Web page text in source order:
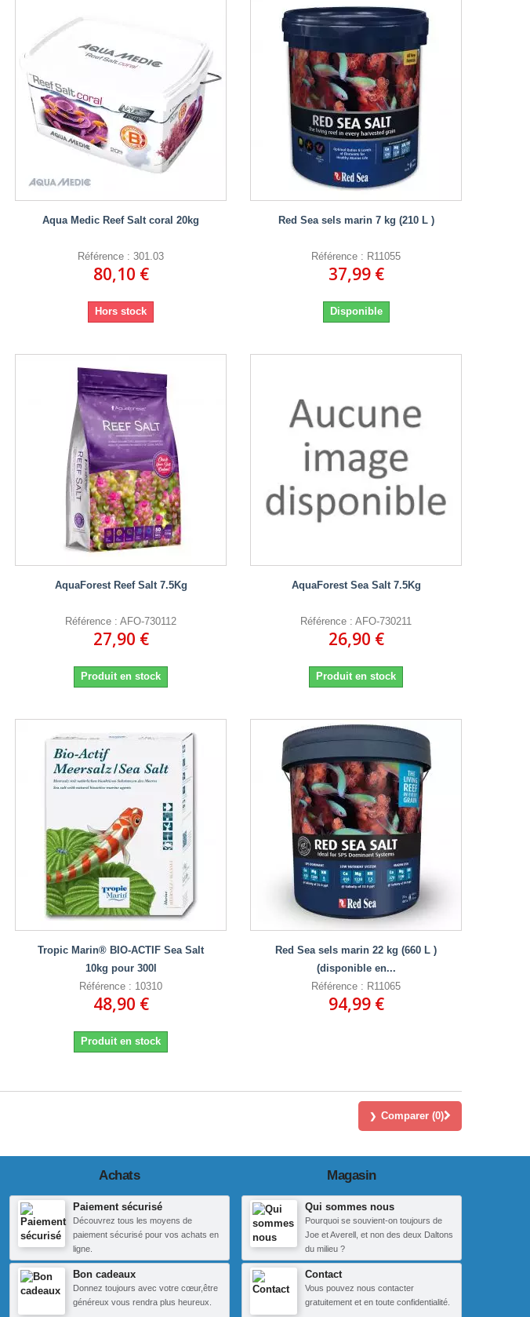
Aqua Medic Reef Salt coral 20kg
Référence : 301.03
80,10 €
Hors stock
Red Sea sels marin 7 kg (210 L )
Référence : R11055
37,99 €
Disponible
AquaForest Reef Salt 7.5Kg
Référence : AFO-730112
27,90 €
Produit en stock
AquaForest Sea Salt 7.5Kg
Référence : AFO-730211
26,90 €
Produit en stock
Tropic Marin® BIO-ACTIF Sea Salt
10kg pour 300l
Référence : 10310
48,90 €
Produit en stock
Red Sea sels marin 22 kg (660 L )
(disponible en...
Référence : R11065
94,99 €
Comparer (0)
Achats
Paiement sécurisé
Découvrez tous les moyens de
paiement sécurisé pour vos achats en
ligne.
Bon cadeaux
Donnez toujours avec votre cœur,être
généreux vous rendra plus heureux.
Magasin
Qui sommes nous
Pourquoi se souvient-on toujours de
Joe et Averell, et non des deux Daltons
du milieu ?
Contact
Vous pouvez nous contacter
gratuitement et en toute confidentialité.